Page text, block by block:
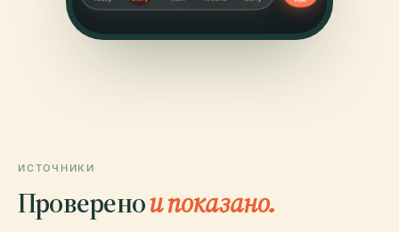
ИСТОЧНИКИ
Проверенои показано.